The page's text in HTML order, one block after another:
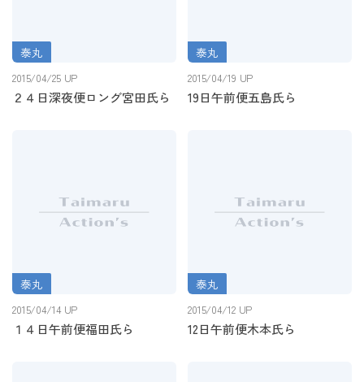
２４日深夜便ロング宮田氏ら
泰丸
2015/04/25 UP
２４日深夜便ロング宮田氏ら
19日午前便五島氏ら
泰丸
2015/04/19 UP
19日午前便五島氏ら
１４日午前便福田氏ら
泰丸
2015/04/14 UP
１４日午前便福田氏ら
12日午前便木本氏ら
泰丸
2015/04/12 UP
12日午前便木本氏ら